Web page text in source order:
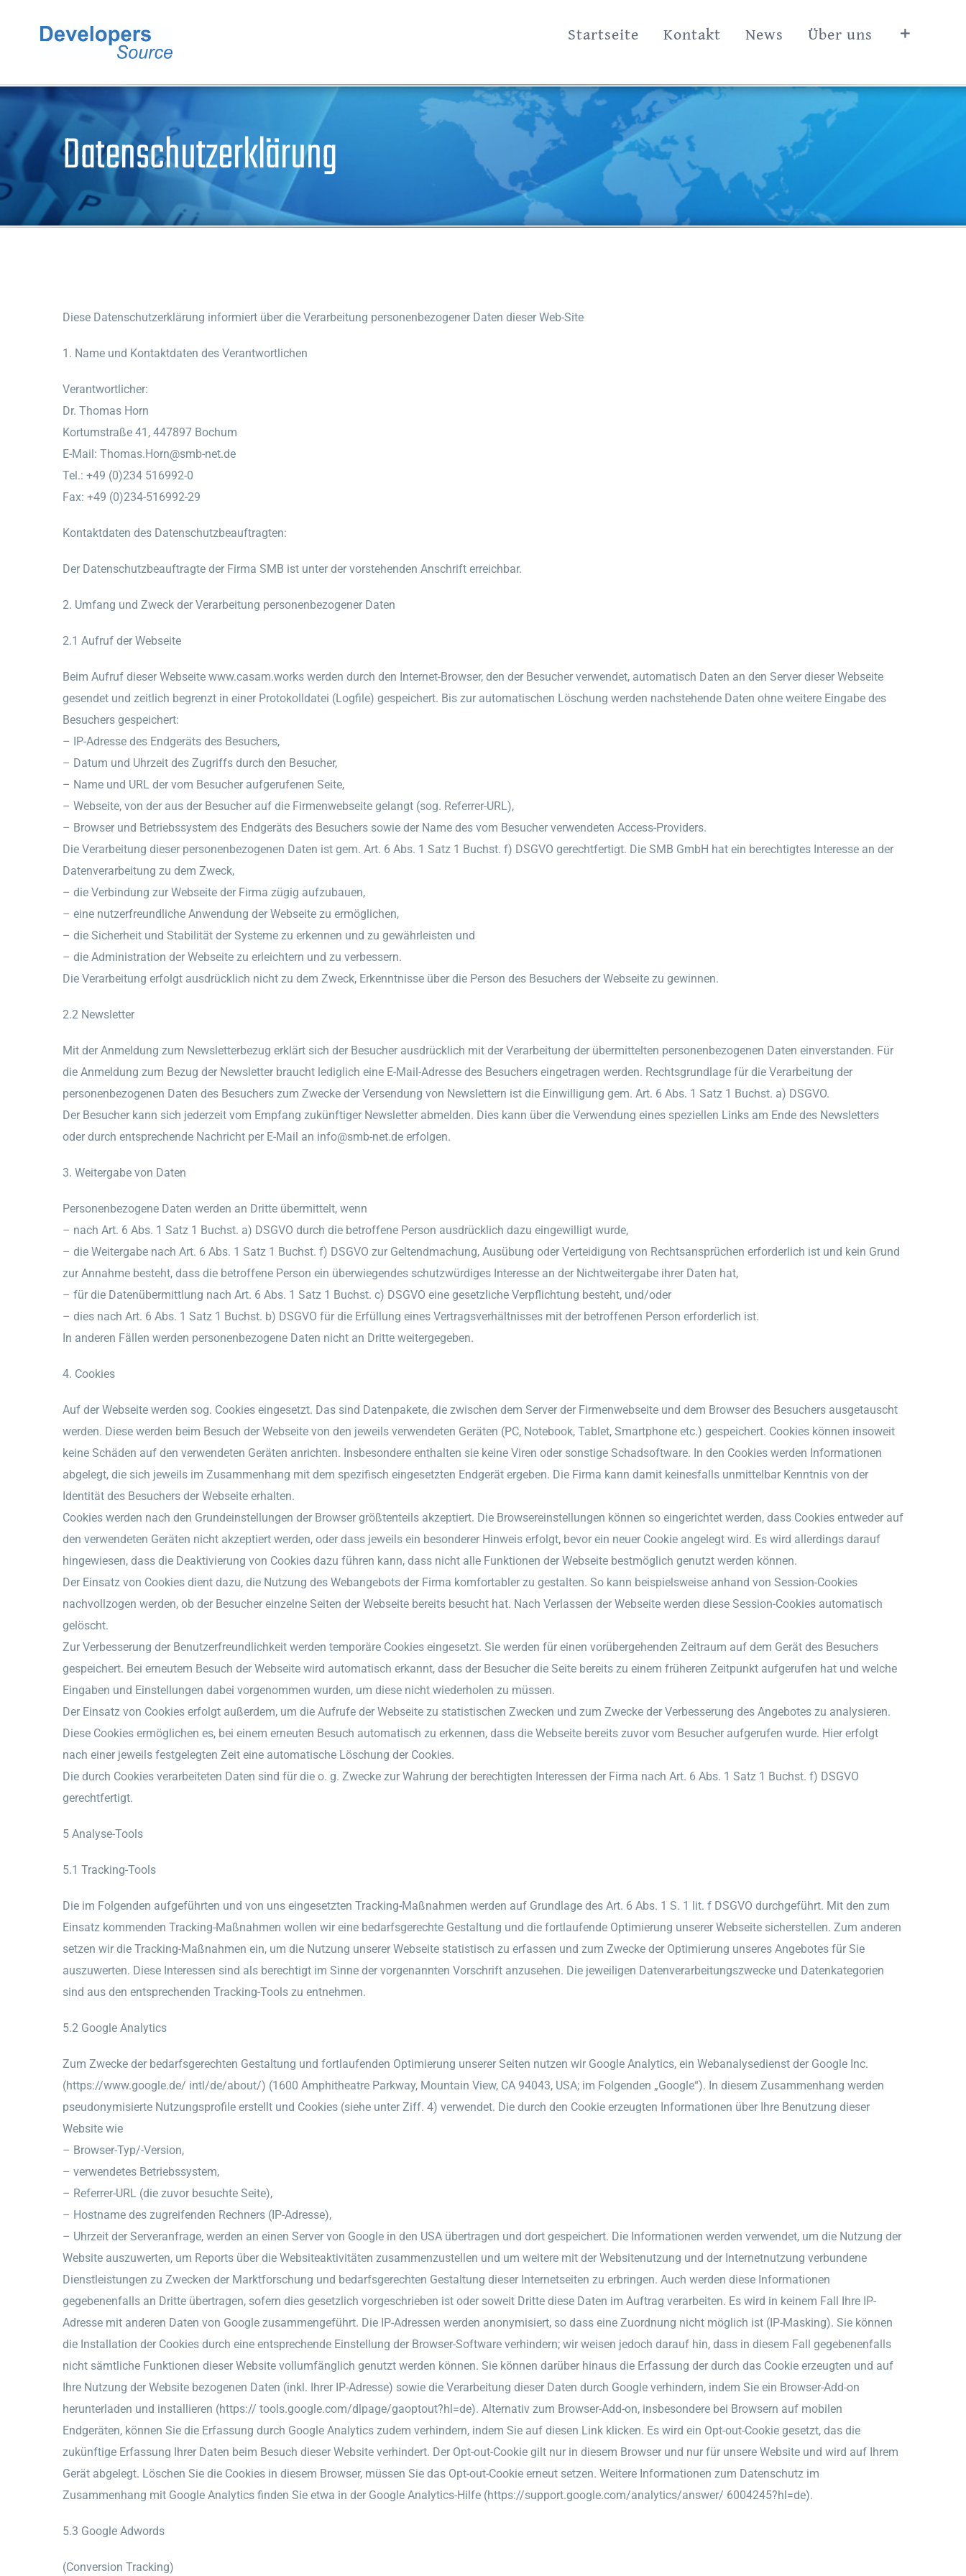
Startseite Kontakt News Über uns
Datenschutzerklärung
Diese Datenschutzerklärung informiert über die Verarbeitung personenbezogener Daten dieser Web-Site
1. Name und Kontaktdaten des Verantwortlichen
Verantwortlicher:
Dr. Thomas Horn
Kortumstraße 41, 447897 Bochum
E-Mail: Thomas.Horn@smb-net.de
Tel.: +49 (0)234 516992-0
Fax: +49 (0)234-516992-29
Kontaktdaten des Datenschutzbeauftragten:
Der Datenschutzbeauftragte der Firma SMB ist unter der vorstehenden Anschrift erreichbar.
2. Umfang und Zweck der Verarbeitung personenbezogener Daten
2.1 Aufruf der Webseite
Beim Aufruf dieser Webseite www.casam.works werden durch den Internet-Browser, den der Besucher verwendet, automatisch Daten an den Server dieser Webseite
gesendet und zeitlich begrenzt in einer Protokolldatei (Logfile) gespeichert. Bis zur automatischen Löschung werden nachstehende Daten ohne weitere Eingabe des
Besuchers gespeichert:
– IP-Adresse des Endgeräts des Besuchers,
– Datum und Uhrzeit des Zugriffs durch den Besucher,
– Name und URL der vom Besucher aufgerufenen Seite,
– Webseite, von der aus der Besucher auf die Firmenwebseite gelangt (sog. Referrer-URL),
– Browser und Betriebssystem des Endgeräts des Besuchers sowie der Name des vom Besucher verwendeten Access-Providers.
Die Verarbeitung dieser personenbezogenen Daten ist gem. Art. 6 Abs. 1 Satz 1 Buchst. f) DSGVO gerechtfertigt. Die SMB GmbH hat ein berechtigtes Interesse an der
Datenverarbeitung zu dem Zweck,
– die Verbindung zur Webseite der Firma zügig aufzubauen,
– eine nutzerfreundliche Anwendung der Webseite zu ermöglichen,
– die Sicherheit und Stabilität der Systeme zu erkennen und zu gewährleisten und
– die Administration der Webseite zu erleichtern und zu verbessern.
Die Verarbeitung erfolgt ausdrücklich nicht zu dem Zweck, Erkenntnisse über die Person des Besuchers der Webseite zu gewinnen.
2.2 Newsletter
Mit der Anmeldung zum Newsletterbezug erklärt sich der Besucher ausdrücklich mit der Verarbeitung der übermittelten personenbezogenen Daten einverstanden. Für
die Anmeldung zum Bezug der Newsletter braucht lediglich eine E-Mail-Adresse des Besuchers eingetragen werden. Rechtsgrundlage für die Verarbeitung der
personenbezogenen Daten des Besuchers zum Zwecke der Versendung von Newslettern ist die Einwilligung gem. Art. 6 Abs. 1 Satz 1 Buchst. a) DSGVO.
Der Besucher kann sich jederzeit vom Empfang zukünftiger Newsletter abmelden. Dies kann über die Verwendung eines speziellen Links am Ende des Newsletters
oder durch entsprechende Nachricht per E-Mail an info@smb-net.de erfolgen.
3. Weitergabe von Daten
Personenbezogene Daten werden an Dritte übermittelt, wenn
– nach Art. 6 Abs. 1 Satz 1 Buchst. a) DSGVO durch die betroffene Person ausdrücklich dazu eingewilligt wurde,
– die Weitergabe nach Art. 6 Abs. 1 Satz 1 Buchst. f) DSGVO zur Geltendmachung, Ausübung oder Verteidigung von Rechtsansprüchen erforderlich ist und kein Grund
zur Annahme besteht, dass die betroffene Person ein überwiegendes schutzwürdiges Interesse an der Nichtweitergabe ihrer Daten hat,
– für die Datenübermittlung nach Art. 6 Abs. 1 Satz 1 Buchst. c) DSGVO eine gesetzliche Verpflichtung besteht, und/oder
– dies nach Art. 6 Abs. 1 Satz 1 Buchst. b) DSGVO für die Erfüllung eines Vertragsverhältnisses mit der betroffenen Person erforderlich ist.
In anderen Fällen werden personenbezogene Daten nicht an Dritte weitergegeben.
4. Cookies
Auf der Webseite werden sog. Cookies eingesetzt. Das sind Datenpakete, die zwischen dem Server der Firmenwebseite und dem Browser des Besuchers ausgetauscht
werden. Diese werden beim Besuch der Webseite von den jeweils verwendeten Geräten (PC, Notebook, Tablet, Smartphone etc.) gespeichert. Cookies können insoweit
keine Schäden auf den verwendeten Geräten anrichten. Insbesondere enthalten sie keine Viren oder sonstige Schadsoftware. In den Cookies werden Informationen
abgelegt, die sich jeweils im Zusammenhang mit dem spezifisch eingesetzten Endgerät ergeben. Die Firma kann damit keinesfalls unmittelbar Kenntnis von der
Identität des Besuchers der Webseite erhalten.
Cookies werden nach den Grundeinstellungen der Browser größtenteils akzeptiert. Die Browsereinstellungen können so eingerichtet werden, dass Cookies entweder auf
den verwendeten Geräten nicht akzeptiert werden, oder dass jeweils ein besonderer Hinweis erfolgt, bevor ein neuer Cookie angelegt wird. Es wird allerdings darauf
hingewiesen, dass die Deaktivierung von Cookies dazu führen kann, dass nicht alle Funktionen der Webseite bestmöglich genutzt werden können.
Der Einsatz von Cookies dient dazu, die Nutzung des Webangebots der Firma komfortabler zu gestalten. So kann beispielsweise anhand von Session-Cookies
nachvollzogen werden, ob der Besucher einzelne Seiten der Webseite bereits besucht hat. Nach Verlassen der Webseite werden diese Session-Cookies automatisch
gelöscht.
Zur Verbesserung der Benutzerfreundlichkeit werden temporäre Cookies eingesetzt. Sie werden für einen vorübergehenden Zeitraum auf dem Gerät des Besuchers
gespeichert. Bei erneutem Besuch der Webseite wird automatisch erkannt, dass der Besucher die Seite bereits zu einem früheren Zeitpunkt aufgerufen hat und welche
Eingaben und Einstellungen dabei vorgenommen wurden, um diese nicht wiederholen zu müssen.
Der Einsatz von Cookies erfolgt außerdem, um die Aufrufe der Webseite zu statistischen Zwecken und zum Zwecke der Verbesserung des Angebotes zu analysieren.
Diese Cookies ermöglichen es, bei einem erneuten Besuch automatisch zu erkennen, dass die Webseite bereits zuvor vom Besucher aufgerufen wurde. Hier erfolgt
nach einer jeweils festgelegten Zeit eine automatische Löschung der Cookies.
Die durch Cookies verarbeiteten Daten sind für die o. g. Zwecke zur Wahrung der berechtigten Interessen der Firma nach Art. 6 Abs. 1 Satz 1 Buchst. f) DSGVO
gerechtfertigt.
5 Analyse-Tools
5.1 Tracking-Tools
Die im Folgenden aufgeführten und von uns eingesetzten Tracking-Maßnahmen werden auf Grundlage des Art. 6 Abs. 1 S. 1 lit. f DSGVO durchgeführt. Mit den zum
Einsatz kommenden Tracking-Maßnahmen wollen wir eine bedarfsgerechte Gestaltung und die fortlaufende Optimierung unserer Webseite sicherstellen. Zum anderen
setzen wir die Tracking-Maßnahmen ein, um die Nutzung unserer Webseite statistisch zu erfassen und zum Zwecke der Optimierung unseres Angebotes für Sie
auszuwerten. Diese Interessen sind als berechtigt im Sinne der vorgenannten Vorschrift anzusehen. Die jeweiligen Datenverarbeitungszwecke und Datenkategorien
sind aus den entsprechenden Tracking-Tools zu entnehmen.
5.2 Google Analytics
Zum Zwecke der bedarfsgerechten Gestaltung und fortlaufenden Optimierung unserer Seiten nutzen wir Google Analytics, ein Webanalysedienst der Google Inc.
(https://www.google.de/ intl/de/about/) (1600 Amphitheatre Parkway, Mountain View, CA 94043, USA; im Folgenden „Google“). In diesem Zusammenhang werden
pseudonymisierte Nutzungsprofile erstellt und Cookies (siehe unter Ziff. 4) verwendet. Die durch den Cookie erzeugten Informationen über Ihre Benutzung dieser
Website wie
– Browser-Typ/-Version,
– verwendetes Betriebssystem,
– Referrer-URL (die zuvor besuchte Seite),
– Hostname des zugreifenden Rechners (IP-Adresse),
– Uhrzeit der Serveranfrage, werden an einen Server von Google in den USA übertragen und dort gespeichert. Die Informationen werden verwendet, um die Nutzung der
Website auszuwerten, um Reports über die Websiteaktivitäten zusammenzustellen und um weitere mit der Websitenutzung und der Internetnutzung verbundene
Dienstleistungen zu Zwecken der Marktforschung und bedarfsgerechten Gestaltung dieser Internetseiten zu erbringen. Auch werden diese Informationen
gegebenenfalls an Dritte übertragen, sofern dies gesetzlich vorgeschrieben ist oder soweit Dritte diese Daten im Auftrag verarbeiten. Es wird in keinem Fall Ihre IP-
Adresse mit anderen Daten von Google zusammengeführt. Die IP-Adressen werden anonymisiert, so dass eine Zuordnung nicht möglich ist (IP-Masking). Sie können
die Installation der Cookies durch eine entsprechende Einstellung der Browser-Software verhindern; wir weisen jedoch darauf hin, dass in diesem Fall gegebenenfalls
nicht sämtliche Funktionen dieser Website vollumfänglich genutzt werden können. Sie können darüber hinaus die Erfassung der durch das Cookie erzeugten und auf
Ihre Nutzung der Website bezogenen Daten (inkl. Ihrer IP-Adresse) sowie die Verarbeitung dieser Daten durch Google verhindern, indem Sie ein Browser-Add-on
herunterladen und installieren (https:// tools.google.com/dlpage/gaoptout?hl=de). Alternativ zum Browser-Add-on, insbesondere bei Browsern auf mobilen
Endgeräten, können Sie die Erfassung durch Google Analytics zudem verhindern, indem Sie auf diesen Link klicken. Es wird ein Opt-out-Cookie gesetzt, das die
zukünftige Erfassung Ihrer Daten beim Besuch dieser Website verhindert. Der Opt-out-Cookie gilt nur in diesem Browser und nur für unsere Website und wird auf Ihrem
Gerät abgelegt. Löschen Sie die Cookies in diesem Browser, müssen Sie das Opt-out-Cookie erneut setzen. Weitere Informationen zum Datenschutz im
Zusammenhang mit Google Analytics finden Sie etwa in der Google Analytics-Hilfe (https://support.google.com/analytics/answer/ 6004245?hl=de).
5.3 Google Adwords
(Conversion Tracking)